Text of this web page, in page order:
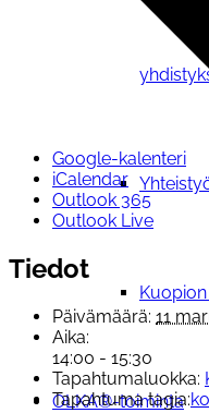
OLKA®-toiminta
Google-kalenteri
iCalendar
Outlook 365
Outlook Live
Tiedot
Päivämäärä: 11
Aika:
14:00 - 15:30
Tapahtumaluokka:
Tapahtuma tagia: